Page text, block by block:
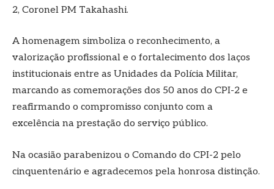
2, Coronel PM Takahashi.
A homenagem simboliza o reconhecimento, a
valorização profissional e o fortalecimento dos laços
institucionais entre as Unidades da Polícia Militar,
marcando as comemorações dos 50 anos do CPI-2 e
reafirmando o compromisso conjunto com a
excelência na prestação do serviço público.
Na ocasião parabenizou o Comando do CPI-2 pelo
cinquentenário e agradecemos pela honrosa distinção.